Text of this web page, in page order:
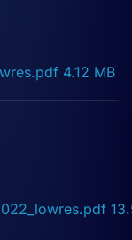
4.12 MB